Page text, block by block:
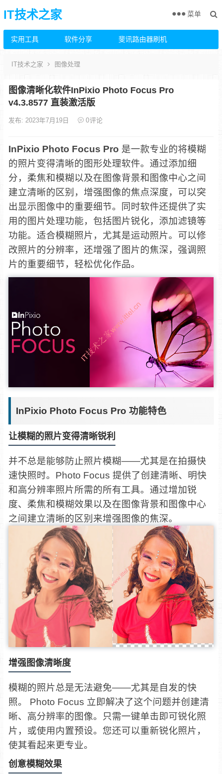
IT技术之家
实用工具 软件分享 斐讯路由器刷机
菜单
IT技术之家 图像处理
图像清晰化软件InPixio Photo Focus Pro
v4.3.8577 直装激活版
发布: 2023年7月19日 0评论
InPixio Photo Focus Pro 是一款专业的将模糊
的照片变得清晰的图形处理软件。通过添加细
分，柔焦和模糊以及在图像背景和图像中心之间
建立清晰的区别，增强图像的焦点深度，可以突
出显示图像中的重要细节。同时软件还提供了实
用的图片处理功能，包括图片锐化，添加滤镜等
功能。适合模糊照片，尤其是运动照片。可以修
改照片的分辨率，还增强了图片的焦深，强调照
片的重要细节，轻松优化作品。
InPixio Photo Focus Pro 功能特色
让模糊的照片变得清晰锐利
并不总是能够防止照片模糊——尤其是在拍摄快
速快照时。Photo Focus 提供了创建清晰、明快
和高分辨率照片所需的所有工具。通过增加锐
度、柔焦和模糊效果以及在图像背景和图像中心
之间建立清晰的区别来增强图像的焦深。
增强图像清晰度
模糊的照片总是无法避免——尤其是自发的快
照。 Photo Focus 立即解决了这个问题并创建清
晰、高分辨率的图像。只需一键单击即可锐化照
片，或使用内置预设。您还可以重新锐化照片，
使其看起来更专业。
创意模糊效果